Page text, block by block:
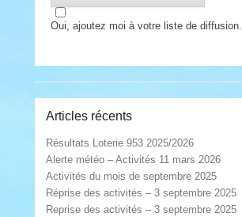
Oui, ajoutez moi à votre liste de diffusion.
Articles récents
Résultats Loterie 953 2025/2026
Alerte météo – Activités 11 mars 2026
Activités du mois de septembre 2025
Réprise des activités – 3 septembre 2025
Reprise des activités – 3 septembre 2025